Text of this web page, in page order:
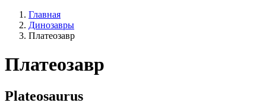
Главная
Динозавры
Платеозавр
Платеозавр
Plateosaurus